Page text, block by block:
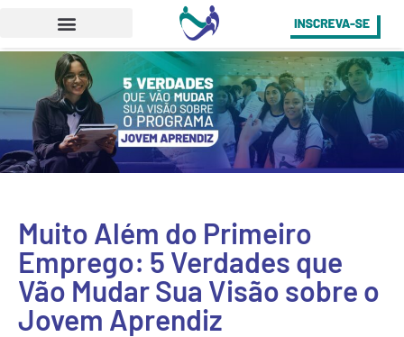
Muito Além do Primeiro
Emprego: 5 Verdades que
Vão Mudar Sua Visão sobre o
Jovem Aprendiz